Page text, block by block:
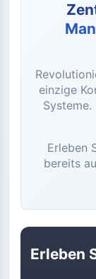
einzige
Erleben
bereits
Erleben